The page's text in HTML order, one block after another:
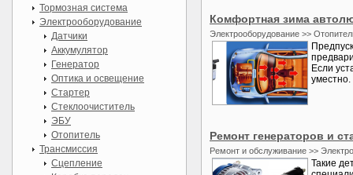
Комфортная зима
Электрооборудование >>
Если
Ремонт генераторов и
Ремонт и обслуживание >>
Такие
Тормозная система
Электрооборудование
Датчики
Аккумулятор
Генератор
Оптика и освещение
Стартер
Стеклоочиститель
ЭБУ
Отопитель
Трансмиссия
Сцепление